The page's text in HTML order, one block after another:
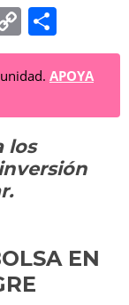
C
o
p
Li
n
o
m
tir
APOYA
los
EN